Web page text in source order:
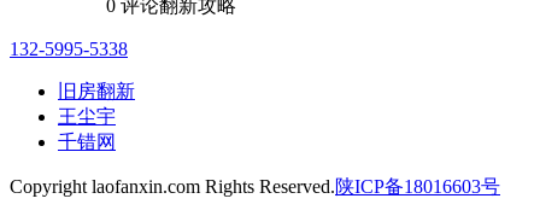
0 评论翻新攻略
132-5995-5338
旧房翻新
王尘宇
千错网
Copyright laofanxin.com Rights Reserved.陕ICP备18016603号